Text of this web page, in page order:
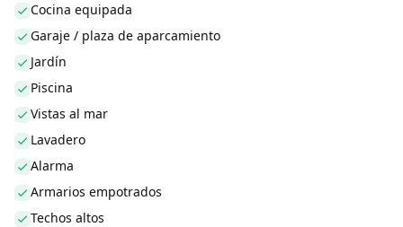
Cocina equipada
Garaje / plaza de aparcamiento
Jardín
Piscina
Vistas al mar
Lavadero
Alarma
Armarios empotrados
Techos altos